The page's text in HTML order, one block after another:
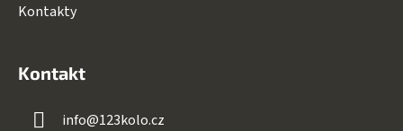
Kontakty
Kontakt
info@123kolo.cz